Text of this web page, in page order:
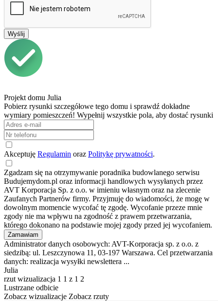
Wyślij
Projekt domu Julia
Pobierz rysunki szczegółowe tego domu i sprawdź dokładne
wymiary pomieszczeń! Wypełnij wszystkie pola, aby dostać rysunki
Akceptuję Regulamin oraz Politykę prywatności.
Zgadzam się na otrzymywanie poradnika budowlanego serwisu
Budujemydom.pl oraz informacji handlowych wysyłanych przez
AVT Korporacja Sp. z o.o. w imieniu własnym oraz na zlecenie
Zaufanych Partnerów firmy. Przyjmuję do wiadomości, że mogę w
dowolnym momencie wycofać tę zgodę. Wycofanie przeze mnie
zgody nie ma wpływu na zgodność z prawem przetwarzania,
którego dokonano na podstawie mojej zgody przed jej wycofaniem.
Administrator danych osobowych: AVT-Korporacja sp. z o.o. z
siedzibą: ul. Leszczynowa 11, 03-197 Warszawa. Cel przetwarzania
danych: realizacja wysyłki newslettera ...
Julia
rzut wizualizacja 1 1 z 1 2
Lustrzane odbicie
Zobacz wizualizacje Zobacz rzuty